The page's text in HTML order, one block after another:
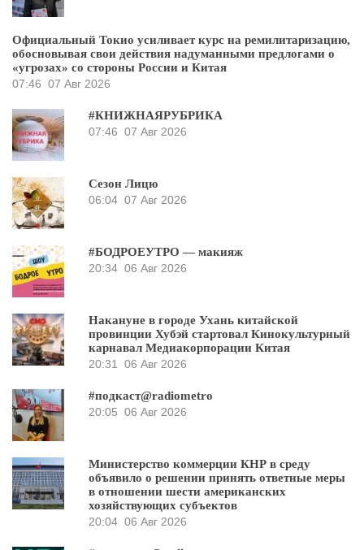
Официальный Токио усиливает курс на ремилитаризацию,
обосновывая свои действия надуманными предлогами о
«угрозах» со стороны России и Китая
07:46 07 Авг 2026
#КНИЖНАЯРУБРИКА
07:46 07 Авг 2026
Сезон Лицю
06:04 07 Авг 2026
#БОДРОЕУТРО — макияж
20:34 06 Авг 2026
Накануне в городе Ухань китайской
провинции Хубэй стартовал Кинокультурный
карнавал Медиакорпорации Китая
20:31
06 Авг 2026
#подкаст@radiometro
20:05 06 Авг 2026
Министерство коммерции КНР в среду
объявило о решении принять ответные меры
в отношении шести американских
хозяйствующих субъектов
20:04 06 Авг 2026